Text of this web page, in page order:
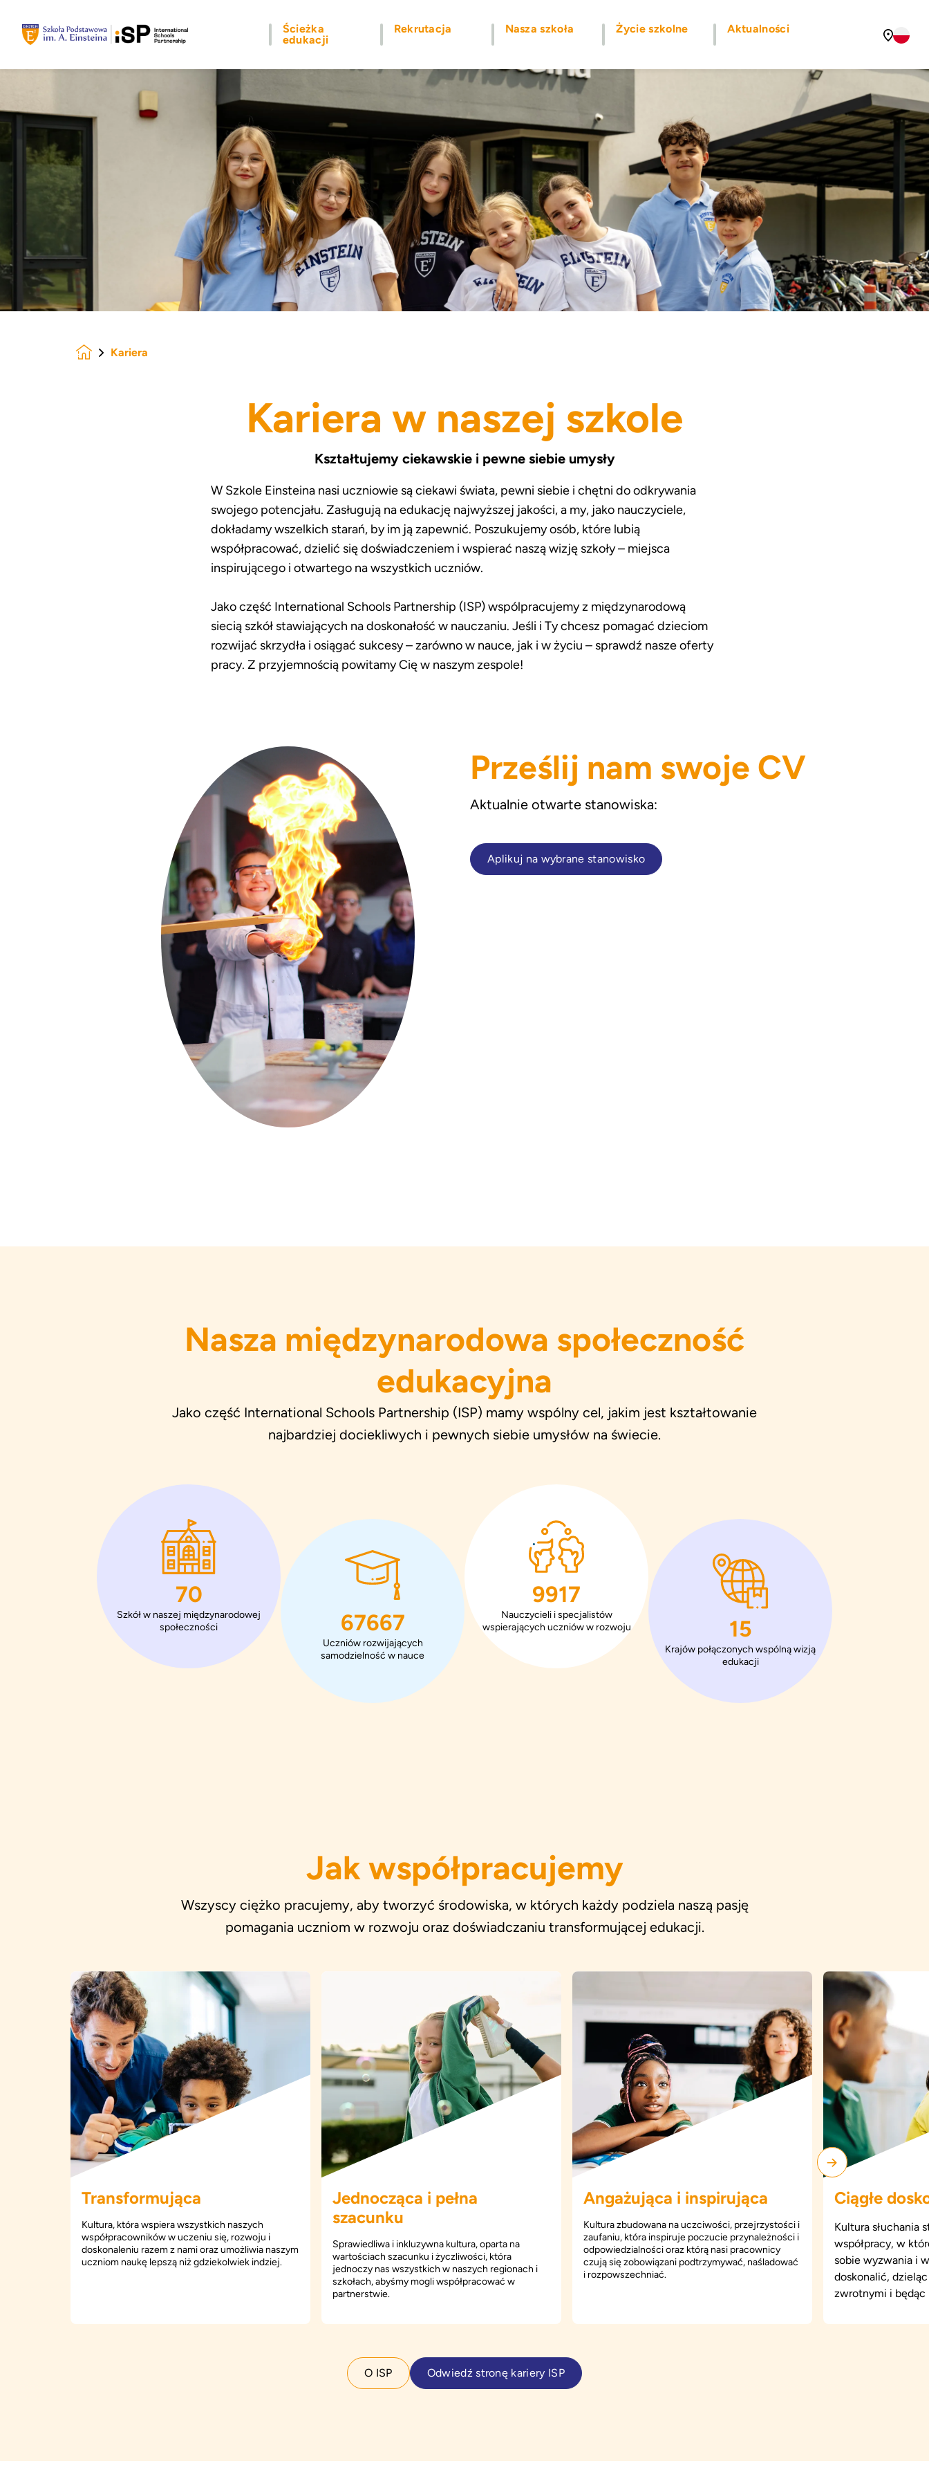
Ścieżka
edukacji
Rekrutacja Nasza szkoła Życie szkolne Aktualności
Homepage
Kariera
Kariera w naszej szkole
Kształtujemy ciekawskie i pewne siebie umysły
W Szkole Einsteina nasi uczniowie są ciekawi świata, pewni siebie i chętni do odkrywania
swojego potencjału. Zasługują na edukację najwyższej jakości, a my, jako nauczyciele,
dokładamy wszelkich starań, by im ją zapewnić. Poszukujemy osób, które lubią
współpracować, dzielić się doświadczeniem i wspierać naszą wizję szkoły – miejsca
inspirującego i otwartego na wszystkich uczniów.
Jako część International Schools Partnership (ISP) wspólpracujemy z międzynarodową
siecią szkół stawiających na doskonałość w nauczaniu. Jeśli i Ty chcesz pomagać dzieciom
rozwijać skrzydła i osiągać sukcesy – zarówno w nauce, jak i w życiu – sprawdź nasze oferty
pracy. Z przyjemnością powitamy Cię w naszym zespole!
Prześlij nam swoje CV
Aktualnie otwarte stanowiska:
Aplikuj na wybrane stanowisko
Nasza międzynarodowa społeczność
edukacyjna
Jako część International Schools Partnership (ISP) mamy wspólny cel, jakim jest kształtowanie
najbardziej dociekliwych i pewnych siebie umysłów na świecie.
110
Szkół w naszej międzynarodowej
społeczności
106333
Uczniów rozwijających
samodzielność w nauce
15583
Nauczycieli i specjalistów
wspierających uczniów w rozwoju
23
Krajów połączonych wspólną wizją
edukacji
Jak współpracujemy
Wszyscy ciężko pracujemy, aby tworzyć środowiska, w których każdy podziela naszą pasję
pomagania uczniom w rozwoju oraz doświadczaniu transformującej edukacji.
Transformująca
Kultura, która wspiera wszystkich naszych
współpracowników w uczeniu się, rozwoju i
doskonaleniu razem z nami oraz umożliwia naszym
uczniom naukę lepszą niż gdziekolwiek indziej.
Jednocząca i pełna
szacunku
Sprawiedliwa i inkluzywna kultura, oparta na
wartościach szacunku i życzliwości, która
jednoczy nas wszystkich w naszych regionach i
szkołach, abyśmy mogli współpracować w
partnerstwie.
Angażująca i inspirująca
Kultura zbudowana na uczciwości, przejrzystości i
zaufaniu, która inspiruje poczucie przynależności i
odpowiedzialności oraz którą nasi pracownicy
czują się zobowiązani podtrzymywać, naśladować
i rozpowszechniać.
Ciągłe
Kultura słuchania
współpracy, w
sobie wyzwania i
doskonalić,
zwrotnymi i będąc
O ISP Odwiedź stronę kariery ISP